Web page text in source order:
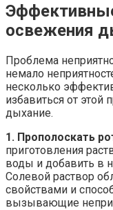
освежения
Проблема
немало
несколько
избавиться от
дыхание.
1. Прополоскать
приготовления
воды и добавить в
Солевой раствор
свойствами и
вызывающие